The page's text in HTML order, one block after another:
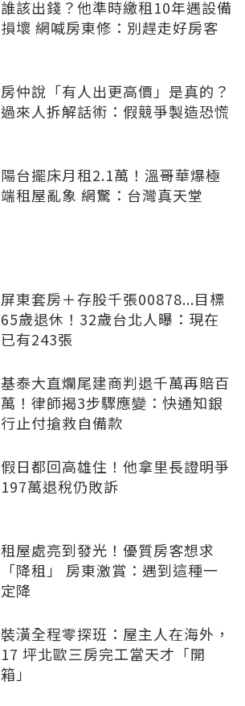
誰該出錢？他準時繳租10年遇設備
損壞 網喊房東修：別趕走好房客
房仲說「有人出更高價」是真的？
過來人拆解話術：假競爭製造恐慌
陽台擺床月租2.1萬！溫哥華爆極
端租屋亂象 網驚：台灣真天堂
屏東套房＋存股千張00878...目標
65歲退休！32歲台北人曝：現在
已有243張
基泰大直爛尾建商判退千萬再賠百
萬！律師揭3步驟應變：快通知銀
行止付搶救自備款
假日都回高雄住！他拿里長證明爭
197萬退稅仍敗訴
租屋處亮到發光！優質房客想求
「降租」 房東激賞：遇到這種一
定降
裝潢全程零探班：屋主人在海外，
17 坪北歐三房完工當天才「開
箱」